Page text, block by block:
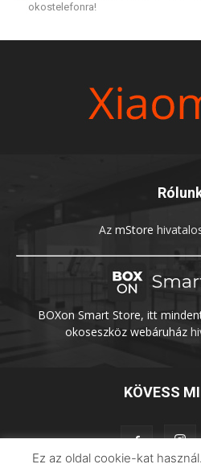
okostelefonra!
Az mStore
BOXon Smart Store, itt
okoseszköz webáruház
KÖVESS
Ez az oldal cookie-kat